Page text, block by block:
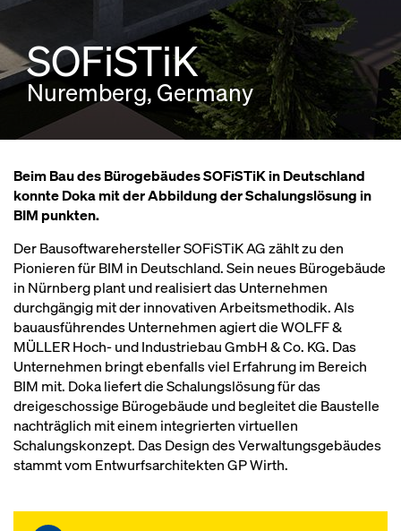
SOFiSTiK
Nuremberg, Germany
Beim Bau des Bürogebäudes SOFiSTiK in Deutschland
konnte Doka mit der Abbildung der Schalungslösung in
BIM punkten.
Der Bausoftwarehersteller SOFiSTiK AG zählt zu den
Pionieren für BIM in Deutschland. Sein neues Bürogebäude
in Nürnberg plant und realisiert das Unternehmen
durchgängig mit der innovativen Arbeitsmethodik. Als
bauausführendes Unternehmen agiert die WOLFF &
MÜLLER Hoch- und Industriebau GmbH & Co. KG. Das
Unternehmen bringt ebenfalls viel Erfahrung im Bereich
BIM mit. Doka liefert die Schalungslösung für das
dreigeschossige Bürogebäude und begleitet die Baustelle
nachträglich mit einem integrierten virtuellen
Schalungskonzept. Das Design des Verwaltungsgebäudes
stammt vom Entwurfsarchitekten GP Wirth.